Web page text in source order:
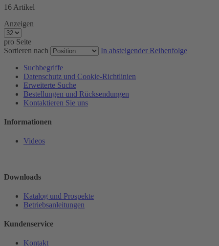
16 Artikel
Anzeigen
pro Seite
Sortieren nach
In absteigender Reihenfolge
Suchbegriffe
Datenschutz und Cookie-Richtlinien
Erweiterte Suche
Bestellungen und Rücksendungen
Kontaktieren Sie uns
Informationen
Videos
Downloads
Katalog und Prospekte
Betriebsanleitungen
Kundenservice
Kontakt